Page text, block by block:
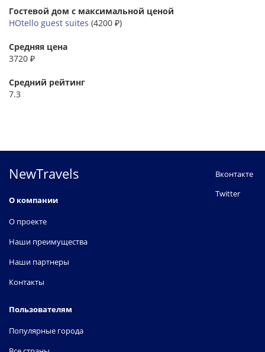
Гостевой дом с максимальной ценой
HOtello guest suites (4200 ₽)
Средняя цена
3720 ₽
Средний рейтинг
7.3
NewTravels
О компании
О проекте
Наши преимущества
Наши партнеры
Контакты
Пользователям
Популярные города
Вконтакте
Twitter